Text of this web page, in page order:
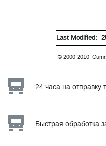
Last Modified:
© 2000-2010
24 часа на отправку
Быстрая обработка